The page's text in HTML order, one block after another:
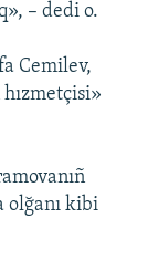
– dedi o.
Cemilev,
olğanı kibi